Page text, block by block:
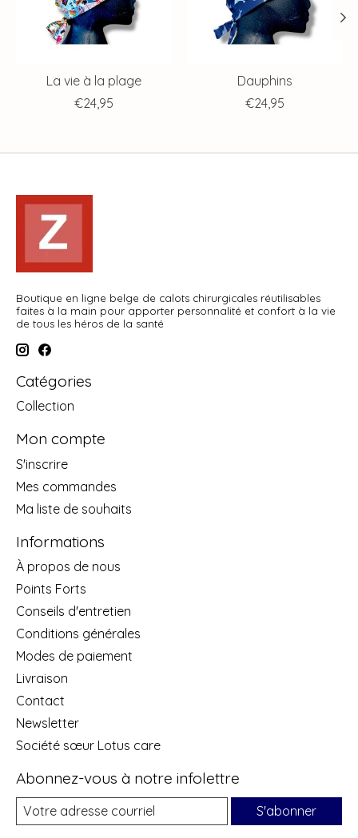
La vie à la plage
€24,95
Dauphins
€24,95
Boutique en ligne belge de calots chirurgicales réutilisables
faites à la main pour apporter personnalité et confort à la vie
de tous les héros de la santé
Catégories
Collection
Mon compte
S'inscrire
Mes commandes
Ma liste de souhaits
Informations
À propos de nous
Points Forts
Conseils d'entretien
Conditions générales
Modes de paiement
Livraison
Contact
Newsletter
Société sœur Lotus care
Abonnez-vous à notre infolettre
S'abonner